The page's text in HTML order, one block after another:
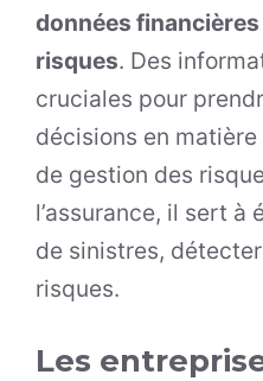
données
risques. Des
cruciales pour
décisions en
de gestion des
l’assurance, il sert à
de sinistres,
risques.
Les